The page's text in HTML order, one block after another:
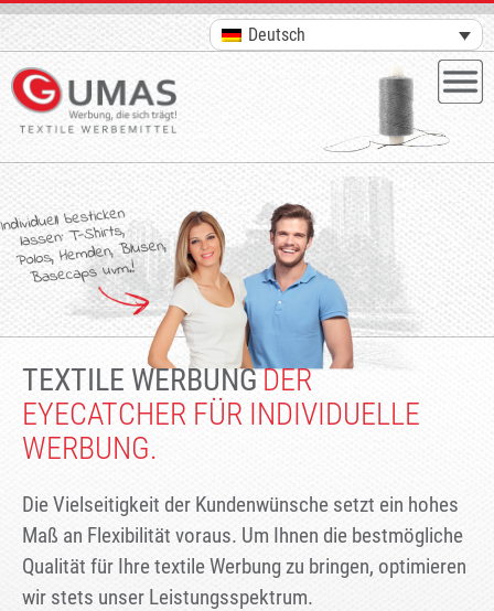
Deutsch
TEXTILE WERBUNGDER
EYECATCHER FÜR INDIVIDUELLE
WERBUNG.
Die Vielseitigkeit der Kundenwünsche setzt ein hohes
Maß an Flexibilität voraus. Um Ihnen die bestmögliche
Qualität für Ihre textile Werbung zu bringen, optimieren
wir stets unser Leistungsspektrum.